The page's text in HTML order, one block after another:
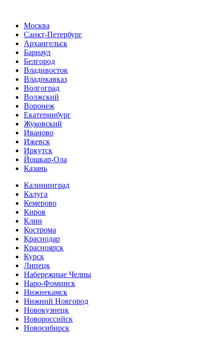
Москва
Санкт-Петербург
Архангельск
Барнаул
Белгород
Владивосток
Владикавказ
Волгоград
Волжский
Воронеж
Екатеринбург
Жуковский
Иваново
Ижевск
Иркутск
Йошкар-Ола
Казань
Калининград
Калуга
Кемерово
Киров
Клин
Кострома
Краснодар
Красноярск
Курск
Липецк
Набережные Челны
Наро-Фоминск
Нижнекамск
Нижний Новгород
Новокузнецк
Новороссийск
Новосибирск